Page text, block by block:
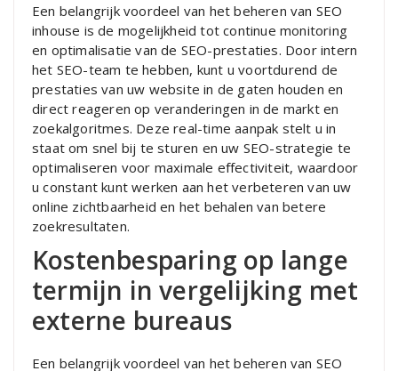
Een belangrijk voordeel van het beheren van SEO
inhouse is de mogelijkheid tot continue monitoring
en optimalisatie van de SEO-prestaties. Door intern
het SEO-team te hebben, kunt u voortdurend de
prestaties van uw website in de gaten houden en
direct reageren op veranderingen in de markt en
zoekalgoritmes. Deze real-time aanpak stelt u in
staat om snel bij te sturen en uw SEO-strategie te
optimaliseren voor maximale effectiviteit, waardoor
u constant kunt werken aan het verbeteren van uw
online zichtbaarheid en het behalen van betere
zoekresultaten.
Kostenbesparing op lange
termijn in vergelijking met
externe bureaus
Een belangrijk voordeel van het beheren van SEO